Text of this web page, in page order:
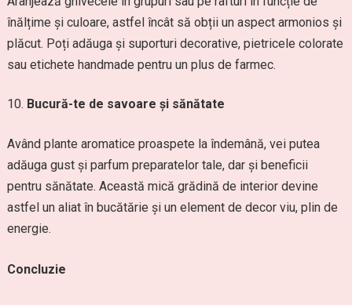
înălțime și culoare, astfel încât să obții un aspect armonios și
plăcut. Poți adăuga și suporturi decorative, pietricele colorate
sau etichete handmade pentru un plus de farmec.
Bucură-te de savoare și sănătate
Având plante aromatice proaspete la îndemână, vei putea
adăuga gust și parfum preparatelor tale, dar și beneficii
pentru sănătate. Această mică grădină de interior devine
astfel un aliat în bucătărie și un element de decor viu, plin de
energie.
Concluzie